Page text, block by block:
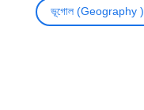
ভূগোল (Geography )